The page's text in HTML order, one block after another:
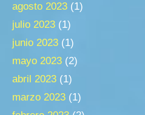
agosto 2023 (1)
julio 2023 (1)
junio 2023 (1)
mayo 2023 (2)
abril 2023 (1)
marzo 2023 (1)